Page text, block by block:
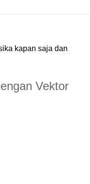
kapan saja dan
Vektor